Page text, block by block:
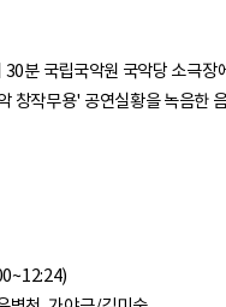
분 국립국악원 국악당 소극장
창작무용' 공연실황을 녹음한